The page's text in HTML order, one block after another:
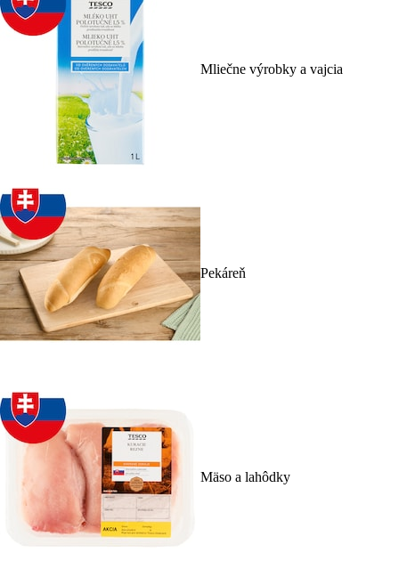
Mliečne výrobky a vajcia
Pekáreň
Mäso a lahôdky